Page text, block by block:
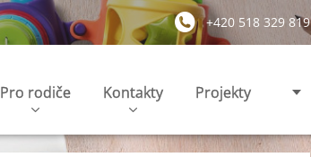
+420 518 329 819
Pro rodiče Kontakty Projekty